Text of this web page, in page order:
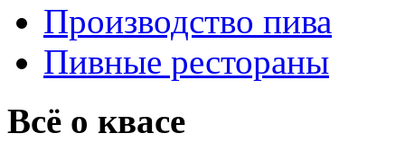
Производство пива
Пивные рестораны
Всё о квасе